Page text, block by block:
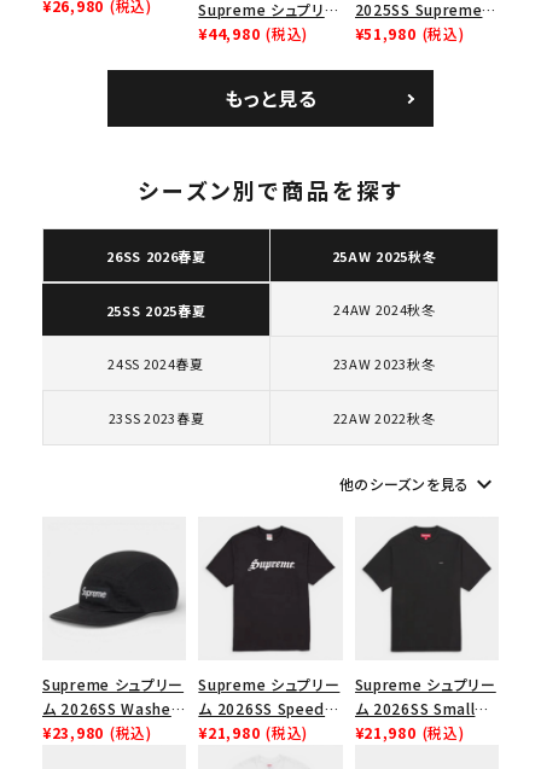
人気ワード 2026SS 2025AW 2025SS
Tシャツ・ロングスリーブ
キャップ・ハット
パーカー・クルーネック
ショルダー・ウエストバッグ
ボックスロゴ ブラックスウェット
コラボレーションブランドから探す
シーズンから探す
並び順
価格から探す
絞り込んで検索する
Low ナイキクロスト
¥26,980 (税込)
Supreme シュプリー
ム 2023AW Nike
カー ホワイト 白
¥44,980 (税込)
2025SS Supreme
GOODENOUGH
ムグッドイナフ ナイキ
エアフォース１スニー
ト
¥51,980 (税込)
もっと見る
シーズン別で商品を探す
26SS 2026春夏 25AW 2025秋冬
25SS 2025春夏 24AW 2024秋冬
24SS 2024春夏 23AW 2023秋冬
23SS 2023春夏 22AW 2022秋冬
他のシーズンを見る keyboard_arrow_down
Supreme シュプリー
ム 2026SS Washed
Chino Twill Camp
¥23,980 (税込)
Supreme シュプリー
ム 2026SS Speed
Tee スピードTシャツ
¥21,980 (税込)
Supreme シュプリー
ム 2026SS Small
Box Tee スモールボ
¥21,980 (税込)